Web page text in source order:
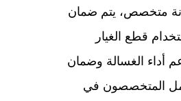
متخصص، يتم ضمان
قطع الغيار
أداء الغسالة وضمان
المتخصصون في